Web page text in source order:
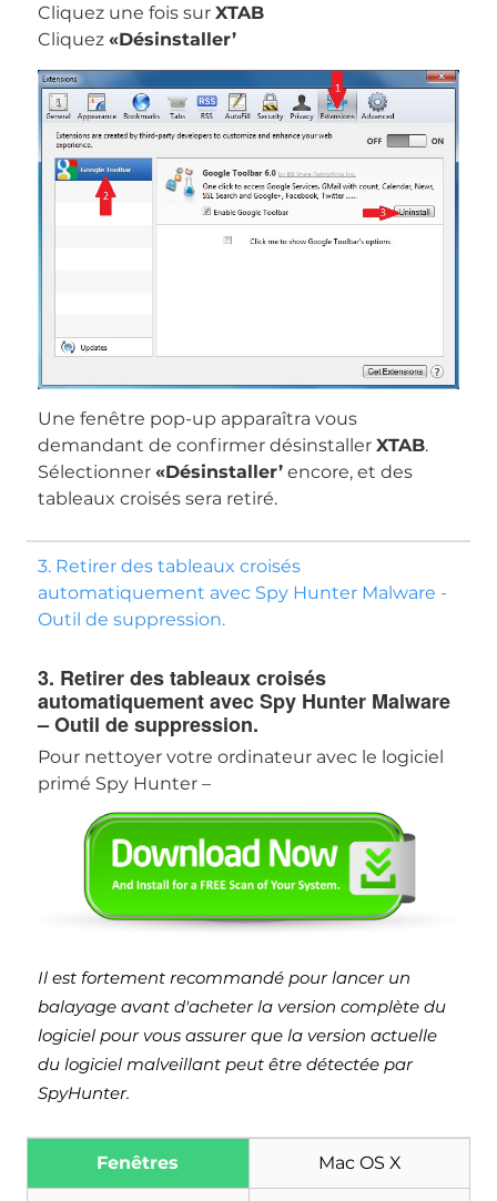
Cliquez une fois sur XTAB
Cliquez «Désinstaller’
Une fenêtre pop-up apparaîtra vous
demandant de confirmer désinstaller XTAB.
Sélectionner «Désinstaller’encore, et des
tableaux croisés sera retiré.
3. Retirer des tableaux croisés
automatiquement avec Spy Hunter Malware -
Outil de suppression.
3. Retirer des tableaux croisés
automatiquement avec Spy Hunter Malware
– Outil de suppression.
Pour nettoyer votre ordinateur avec le logiciel
primé Spy Hunter –
Il est fortement recommandé pour lancer un
balayage avant d'acheter la version complète du
logiciel pour vous assurer que la version actuelle
du logiciel malveillant peut être détectée par
SpyHunter.
Fenêtres Mac OS X
Malware Removal Tool